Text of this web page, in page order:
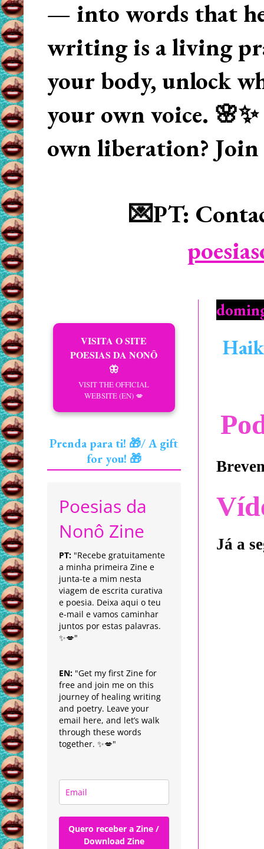
— into words that
writing is a living
your body, unlock
your own voice.
own liberation? Join
💌PT:
Já a
VISITA O SITE
POESIAS DA NONÔ
🦋
VISIT THE OFFICIAL
WEBSITE (EN) 💋
Prenda para ti! 🎁/ A gift
for you! 🎁
Poesias da
Nonô Zine
PT: "Recebe gratuitamente
a minha primeira Zine e
junta-te a mim nesta
viagem de escrita curativa
e poesia. Deixa aqui o teu
e-mail e vamos caminhar
juntos por estas palavras.
✨💋"
EN: "Get my first Zine for
free and join me on this
journey of healing writing
and poetry. Leave your
email here, and let’s walk
through these words
together. ✨💋"
Quero receber a Zine /
Download Zine